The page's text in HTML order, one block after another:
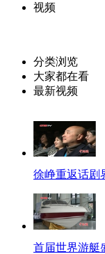
视频
分类浏览
大家都在看
最新视频
徐峥重返话剧
首届世界游艇